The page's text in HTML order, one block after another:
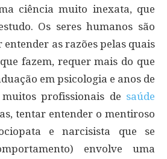
ciência muito inexata, que
Os seres humanos são
entender as razões pelas quais
fazem, requer mais do que
em psicologia e anos de
profissionais de saúde
tentar entender o mentiroso
e narcisista que se
envolve uma